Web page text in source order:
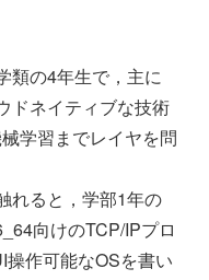
類の4年生で，主に
ドネイティブな技術
学習までレイヤを問
れると，学部1年の
向けのTCP/IPプロ
操作可能なOSを書い